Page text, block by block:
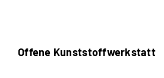
Offene Kunststoffwerkstatt